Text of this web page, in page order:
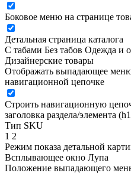
Боковое меню на странице
Детальная страница каталога
С табами Без табов Одежда и
Дизайнерские товары
Отображать выпадающее меню
навигационной цепочке
Строить навигационную
заголовка раздела/элемента
Тип SKU
1 2
Режим показа детальной
Всплывающее окно Лупа
Положение выпадающего